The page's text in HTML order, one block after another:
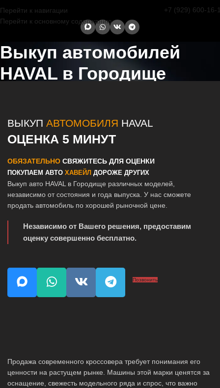
Перейти к навигации
Перейти к основному содержанию
+7 (929) 600-16-
Выкуп автомобилей
HAVAL в Городище
ВЫКУП АВТОМОБИЛЯ HAVAL
ОЦЕНКА 5 МИНУТ
ОБЯЗАТЕЛЬНО СВЯЖИТЕСЬ ДЛЯ ОЦЕНКИ
ПОКУПАЕМ АВТО ХАВЕЙЛ ДОРОЖЕ ДРУГИХ
Выкуп авто HAVAL в Городище различных моделей,
независимо от состояния и года выпуска. У нас сможете
продать автомобиль по хорошей рыночной цене.
Независимо от Вашего решения, предоставим
оценку совершенно бесплатно.
Позвонить
Продажа современного кроссовера требует понимания его
ценности на растущем рынке. Машины этой марки ценятся за
оснащение, свежесть модельного ряда и спрос, что важно